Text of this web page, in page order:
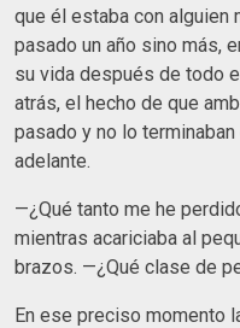
que él estaba con alguien
pasado un año sino más,
su vida después de todo
atrás, el hecho de que
pasado y no lo
adelante.
—¿Qué tanto me he
mientras acariciaba al
brazos. —¿Qué clase de
En ese preciso momento